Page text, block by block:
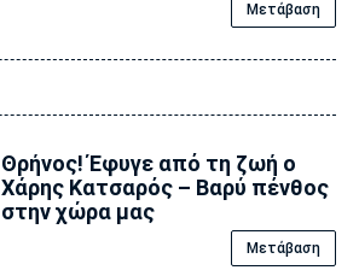
Μετάβαση
Θρήνος! Έφυγε από τη ζωή ο
Χάρης Κατσαρός – Βαρύ πένθος
στην χώρα μας
Μετάβαση